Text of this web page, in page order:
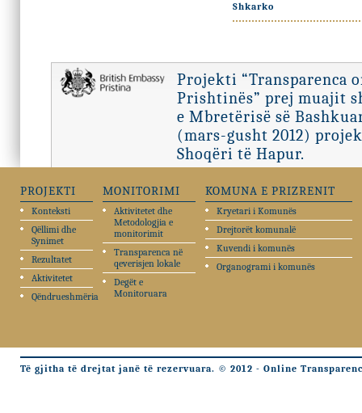
Shkarko
Projekti “Transparenca
Prishtinës” prej muajit
e Mbretërisë së
(mars-gusht 2012)
Shoqëri të Hapur.
PROJEKTI
Konteksti
Qëllimi dhe
Synimet
Rezultatet
Aktivitetet
Qëndrueshmëria
MONITORIMI
Aktivitetet dhe
Metodologjia e
monitorimit
Transparenca në
qeverisjen lokale
Degët e
Monitoruara
KOMUNA E PRIZRENIT
Kryetari i Komunës
Drejtorët komunalë
Kuvendi i komunës
Organogrami i komunës
Të gjitha të drejtat janë të rezervuara. © 2012 - Online